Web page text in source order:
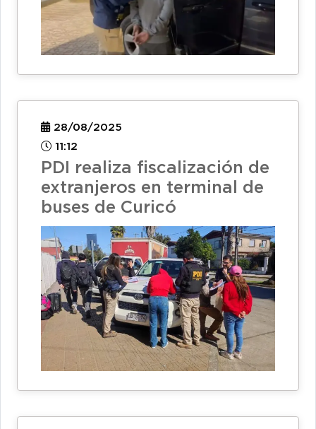
28/08/2025
11:12
PDI realiza fiscalización de
extranjeros en terminal de
buses de Curicó